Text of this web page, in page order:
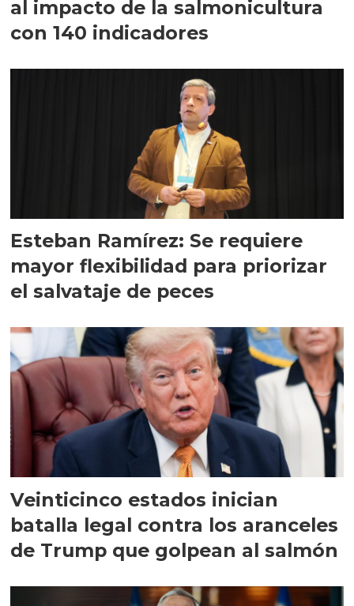
al impacto de la salmonicultura
con 140 indicadores
Esteban Ramírez: Se requiere
mayor flexibilidad para priorizar
el salvataje de peces
Veinticinco estados inician
batalla legal contra los aranceles
de Trump que golpean al salmón